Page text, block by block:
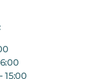
15:00